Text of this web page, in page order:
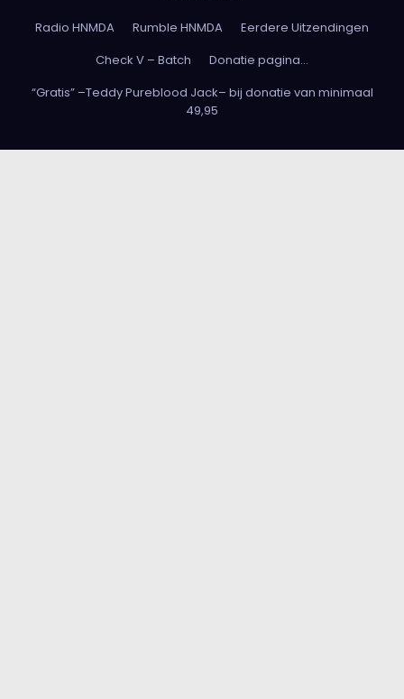
Radio HNMDA Rumble HNMDA
Eerdere Uitzendingen
Check V – Batch
Donatie pagina…
“Gratis” –Teddy Pureblood Jack– bij donatie van minimaal
49,95